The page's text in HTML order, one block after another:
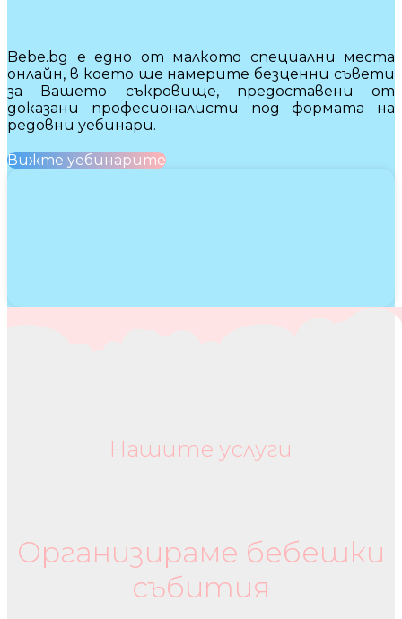
Bebe.bg е едно от малкото специални места
онлайн, в което ще намерите безценни съвети
за Вашето съкровище, предоставени от
доказани професионалисти под формата на
редовни уебинари.
Вижте уебинарите
Нашите услуги
Организираме бебешки
събития